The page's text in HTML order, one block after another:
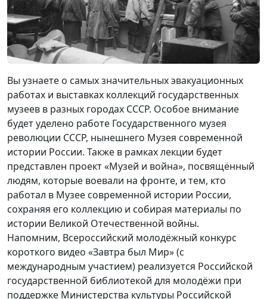
Вы узнаете о самых значительных эвакуационных
работах и выставках коллекций государственных
музеев в разных городах СССР. Особое внимание
будет уделено работе Государственного музея
революции СССР, нынешнего Музея современной
истории России. Также в рамках лекции будет
представлен проект «Музей и война», посвящённый
людям, которые воевали на фронте, и тем, кто
работал в Музее современной истории России,
сохраняя его коллекцию и собирая материалы по
истории Великой Отечественной войны.
Напомним, Всероссийский молодёжный конкурс
короткого видео «Завтра был Мир» (с
международным участием) реализуется Российской
государственной библиотекой для молодёжи при
поддержке Министерства культуры Российской